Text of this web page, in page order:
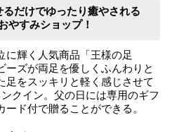
るだけでゆったり癒やされる
やすみショップ！
輝く人気商品「王様の足
ーズが両足を優しくふんわりと
足をスッキリと軽く感じさせて
クイン。父の日には専用のギフ
ード付で贈ることができる。